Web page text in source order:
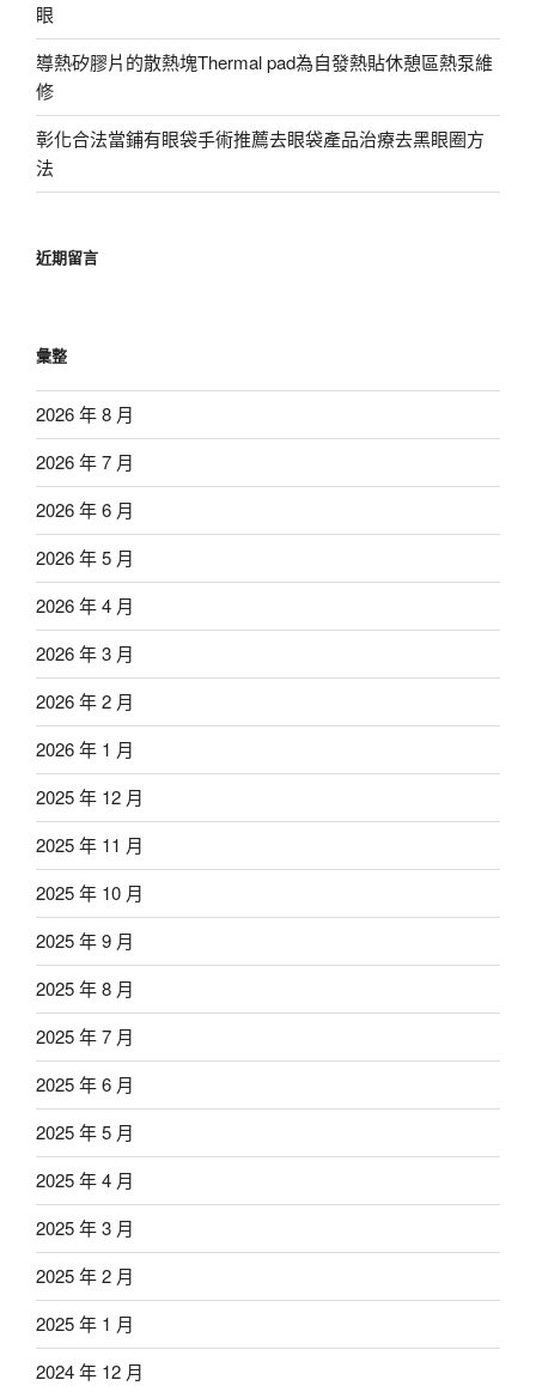
眼
導熱矽膠片的散熱塊Thermal pad為自發熱貼休憩區熱泵維
修
彰化合法當鋪有眼袋手術推薦去眼袋產品治療去黑眼圈方
法
近期留言
彙整
2026 年 8 月
2026 年 7 月
2026 年 6 月
2026 年 5 月
2026 年 4 月
2026 年 3 月
2026 年 2 月
2026 年 1 月
2025 年 12 月
2025 年 11 月
2025 年 10 月
2025 年 9 月
2025 年 8 月
2025 年 7 月
2025 年 6 月
2025 年 5 月
2025 年 4 月
2025 年 3 月
2025 年 2 月
2025 年 1 月
2024 年 12 月